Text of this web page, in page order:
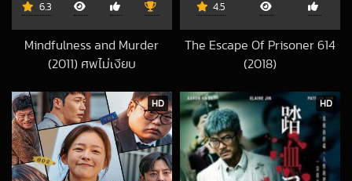
6.3
Mindfulness and Murder
(2011) ศพไม่เงียบ
4.5
The Escape Of Prisoner 614
(2018)
HD HD